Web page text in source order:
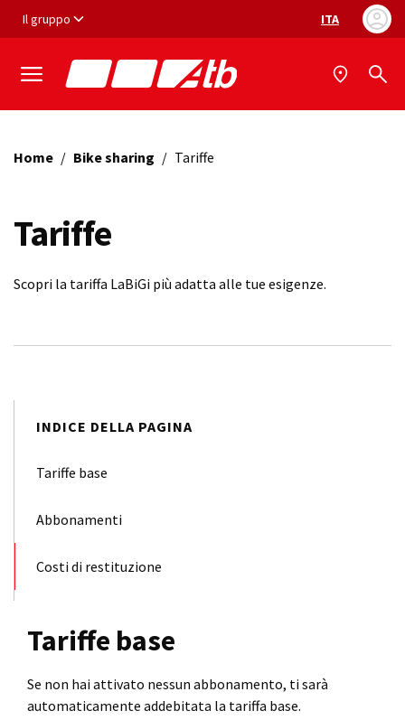
Vai ai contenuti
Vai al footer
Il gruppo Selezione
ITA
Home / Bike sharing / Tariffe
Tariffe
Scopri la tariffa LaBiGi più adatta alle tue esigenze.
INDICE DELLA PAGINA
Tariffe base
Abbonamenti
Costi di restituzione
Tariffe base
Se non hai attivato nessun abbonamento, ti sarà
automaticamente addebitata la tariffa base.